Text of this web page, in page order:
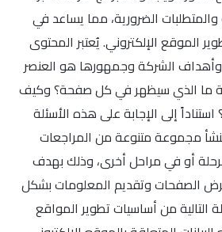
والمتطلبات الضرورية، مما يساعد في
الموقع الإلكتروني. يُعتبر المحتوى
الشركة وجمهورها هو العنصر
ما الذي سيظهر في كل صفحة؟ وكيف
إلى الإجابة على هذه الأسئلة
مجموعة متنوعة من المراجعات
أو في مراحل أخرى، وذلك بهدف
الصفحات وتقديم المعلومات بشكل
من أساسيات تطوير المواقع